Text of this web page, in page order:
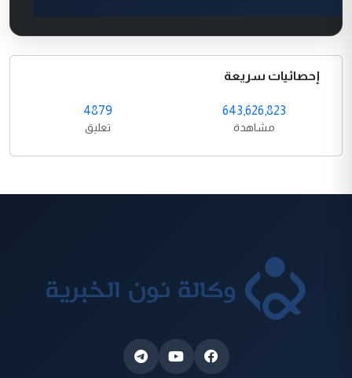
إحصائيات سريعة
643,626,823
مشاهدة
4879
تعليق